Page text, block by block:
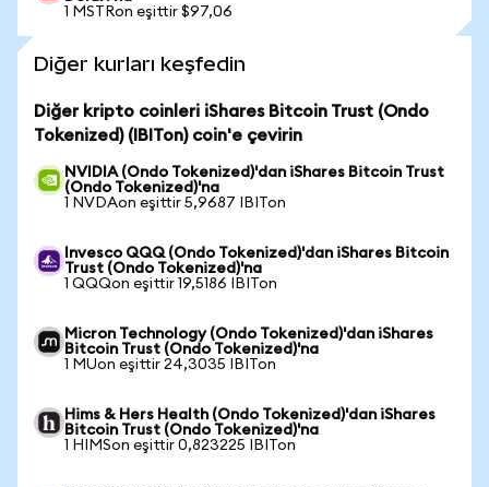
1 MSTRon eşittir $97,06
Diğer kurları keşfedin
Diğer kripto coinleri iShares Bitcoin Trust (Ondo
Tokenized) (IBITon) coin'e çevirin
NVIDIA (Ondo Tokenized)'dan iShares Bitcoin Trust
(Ondo Tokenized)'na
1 NVDAon eşittir 5,9687 IBITon
Invesco QQQ (Ondo Tokenized)'dan iShares Bitcoin
Trust (Ondo Tokenized)'na
1 QQQon eşittir 19,5186 IBITon
Micron Technology (Ondo Tokenized)'dan iShares
Bitcoin Trust (Ondo Tokenized)'na
1 MUon eşittir 24,3035 IBITon
Hims & Hers Health (Ondo Tokenized)'dan iShares
Bitcoin Trust (Ondo Tokenized)'na
1 HIMSon eşittir 0,823225 IBITon